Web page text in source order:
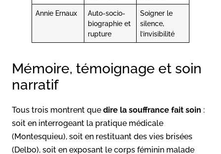
Annie Ernaux
Auto-socio-
biographie et
rupture
Soigner le
silence,
l’invisibilité
Mémoire, témoignage et soin
narratif
Tous trois montrent que dire la souffrance fait soin :
soit en interrogeant la pratique médicale
(Montesquieu), soit en restituant des vies brisées
(Delbo), soit en exposant le corps féminin malade